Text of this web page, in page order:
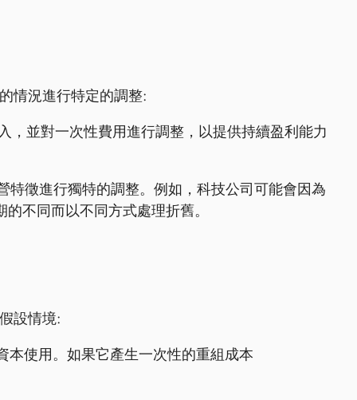
情況進行特定的調整:
，並對一次性費用進行調整，以提供持續盈利能力
特徵進行獨特的調整。例如，科技公司可能會因為
不同而以不同方式處理折舊。
設情境:
使用。如果它產生一次性的重組成本